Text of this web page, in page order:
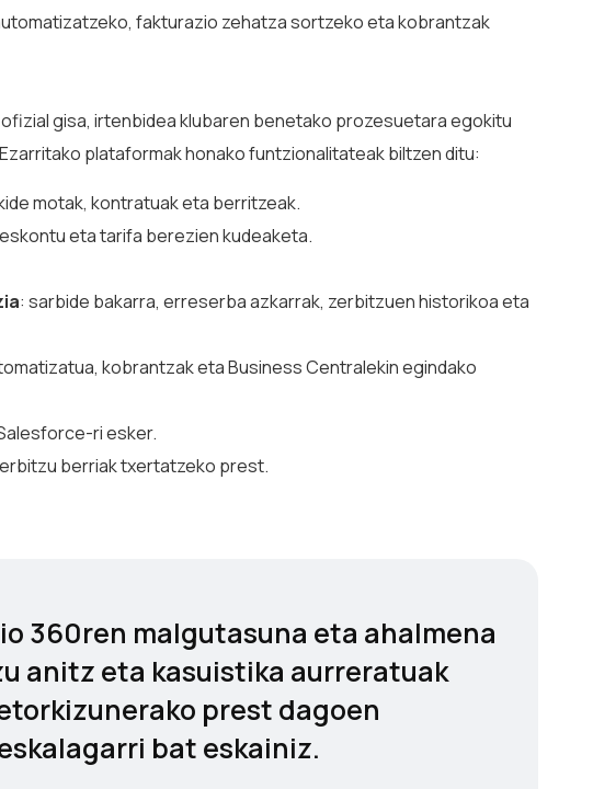
fakturazio zehatza sortzeko eta kobrantzak
gisa, irtenbidea klubaren benetako prozesuetara egokitu
plataformak honako funtzionalitateak biltzen ditu:
motak, kontratuak eta berritzeak.
eta tarifa berezien kudeaketa.
: sarbide bakarra, erreserba azkarrak, zerbitzuen historikoa eta
kobrantzak eta Business Centralekin egindako
ri esker.
berriak txertatzeko prest.
360ren malgutasuna eta ahalmena
anitz eta kasuistika aurreratuak
prest dagoen
bat eskainiz.